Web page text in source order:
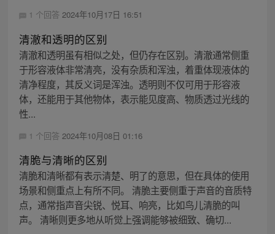
1 个回答 2024年10月17日 16:51
清澈和透明的区别
清澈和透明虽有相似之处，但仍存在区别。清澈通常侧重
于形容液体非常清亮，没有杂质和浑浊，着重体现液体的
清净程度，其反义词是浑浊。透明则不仅可用于形容液
体，还能用于其他物体，表示能见度高、物质透过光线的
性...
1 个回答 2024年10月08日 01:16
清脆与清晰的区别
清脆和清晰都有表示清楚、明了的意思，但在具体的使用
场景和侧重点上有所不同。 清脆主要侧重于声音的音质特
点，通常指声音尖锐、悦耳、响亮，比如鸟儿清脆的叫
声。 清晰则更多地从听觉上强调能够被细致、确切...